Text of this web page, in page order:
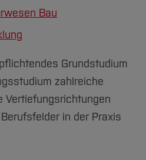
Bau
Grundstudium
zahlreiche
Vertiefungsrichtungen
in der Praxis